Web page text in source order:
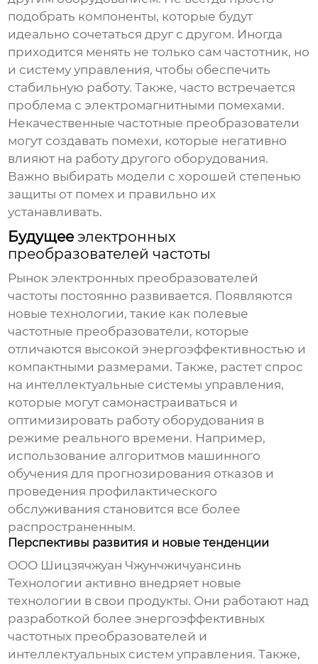
подобрать компоненты, которые будут
идеально сочетаться друг с другом. Иногда
приходится менять не только сам частотник, но
и систему управления, чтобы обеспечить
стабильную работу. Также, часто встречается
проблема с электромагнитными помехами.
Некачественные частотные преобразователи
могут создавать помехи, которые негативно
влияют на работу другого оборудования.
Важно выбирать модели с хорошей степенью
защиты от помех и правильно их
устанавливать.
Будущееэлектронных
преобразователей частоты
Рынокэлектронных преобразователей
частоты постоянно развивается. Появляются
новые технологии, такие как полевые
частотные преобразователи, которые
отличаются высокой энергоэффективностью и
компактными размерами. Также, растет спрос
на интеллектуальные системы управления,
которые могут самонастраиваться и
оптимизировать работу оборудования в
режиме реального времени. Например,
использование алгоритмов машинного
обучения для прогнозирования отказов и
проведения профилактического
обслуживания становится все более
распространенным.
Перспективы развития и новые тенденции
ООО Шицзячжуан Чжунчжичуансинь
Технологии активно внедряет новые
технологии в свои продукты. Они работают над
разработкой более энергоэффективных
частотных преобразователей и
интеллектуальных систем управления. Также,